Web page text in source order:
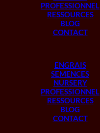
PROFESSIONNEL
RESSOURCES
BLOG
CONTACT
ENGRAIS
SEMENCES
NURSERY
PROFESSIONNEL
RESSOURCES
BLOG
CONTACT